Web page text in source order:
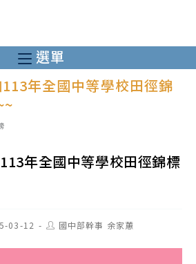
選單
年全國中等學校田徑錦
年全國中等學校田徑錦標
03-12
Post國中部幹事 余家蕙